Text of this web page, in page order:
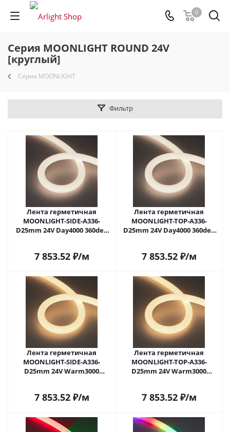
0
Серия MOONLIGHT ROUND 24V
[круглый]
Серия MOONLIGHT
Фильтр
Лента герметичная
MOONLIGHT-SIDE-A336-
D25mm 24V Day4000 360deg
боковой, 3 года)
7 853.52₽/м
Лента герметичная
MOONLIGHT-TOP-A336-
D25mm 24V Day4000 360deg
прямой, 3 года)
7 853.52₽/м
Лента герметичная
MOONLIGHT-SIDE-A336-
D25mm 24V Warm3000
боковой, 3 года)
7 853.52₽/м
Лента герметичная
MOONLIGHT-TOP-A336-
D25mm 24V Warm3000
прямой, 3 года)
7 853.52₽/м